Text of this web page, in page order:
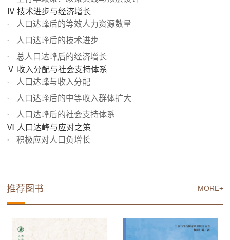
Ⅳ 技术进步与经济增长
人口达峰后的等效人力资源数量
人口达峰后的技术进步
总人口达峰后的经济增长
Ⅴ 收入分配与社会支持体系
人口达峰与收入分配
人口达峰后的中等收入群体扩大
人口达峰后的社会支持体系
Ⅵ 人口达峰与应对之策
积极应对人口负增长
MORE+
推荐图书